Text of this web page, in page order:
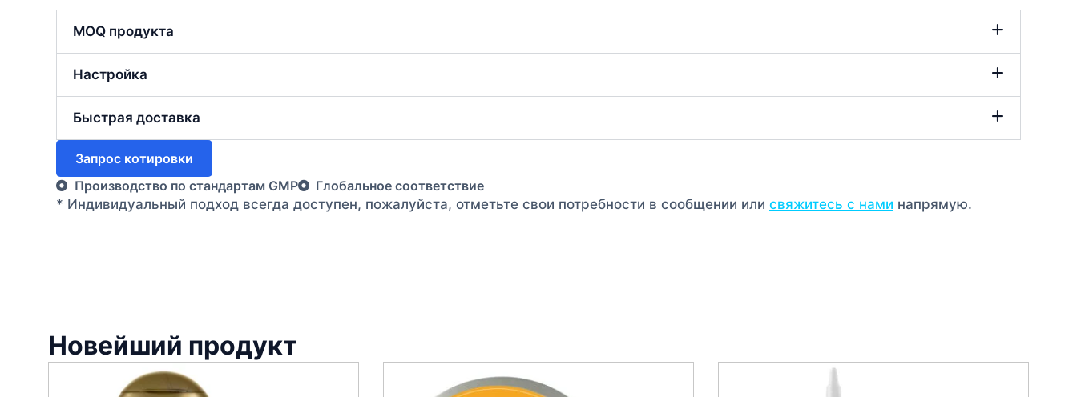
MOQ продукта
Настройка
Быстрая доставка
Запрос котировки
Производство по стандартам GMP
Глобальное соответствие
* Индивидуальный подход всегда доступен, пожалуйста, отметьте свои потребности в сообщении или свяжитесь с нами напрямую.
Новейший продукт